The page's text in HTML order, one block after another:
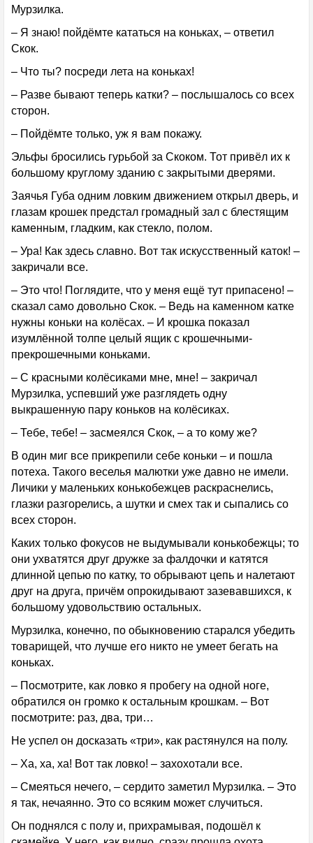
Мурзилка.
– Я знаю! пойдёмте кататься на коньках, – ответил
Скок.
– Что ты? посреди лета на коньках!
– Разве бывают теперь катки? – послышалось со всех
сторон.
– Пойдёмте только, уж я вам покажу.
Эльфы бросились гурьбой за Скоком. Тот привёл их к
большому круглому зданию с закрытыми дверями.
Заячья Губа одним ловким движением открыл дверь, и
глазам крошек предстал громадный зал с блестящим
каменным, гладким, как стекло, полом.
– Ура! Как здесь славно. Вот так искусственный каток! –
закричали все.
– Это что! Поглядите, что у меня ещё тут припасено! –
сказал само довольно Скок. – Ведь на каменном катке
нужны коньки на колёсах. – И крошка показал
изумлённой толпе целый ящик с крошечными-
прекрошечными коньками.
– С красными колёсиками мне, мне! – закричал
Мурзилка, успевший уже разглядеть одну
выкрашенную пару коньков на колёсиках.
– Тебе, тебе! – засмеялся Скок, – а то кому же?
В один миг все прикрепили себе коньки – и пошла
потеха. Такого веселья малютки уже давно не имели.
Личики у маленьких конькобежцев раскраснелись,
глазки разгорелись, а шутки и смех так и сыпались со
всех сторон.
Каких только фокусов не выдумывали конькобежцы; то
они ухватятся друг дружке за фалдочки и катятся
длинной цепью по катку, то обрывают цепь и налетают
друг на друга, причём опрокидывают зазевавшихся, к
большому удовольствию остальных.
Мурзилка, конечно, по обыкновению старался убедить
товарищей, что лучше его никто не умеет бегать на
коньках.
– Посмотрите, как ловко я пробегу на одной ноге,
обратился он громко к остальным крошкам. – Вот
посмотрите: раз, два, три…
Не успел он досказать «три», как растянулся на полу.
– Ха, ха, ха! Вот так ловко! – захохотали все.
– Смеяться нечего, – сердито заметил Мурзилка. – Это
я так, нечаянно. Это со всяким может случиться.
Он поднялся с полу и, прихрамывая, подошёл к